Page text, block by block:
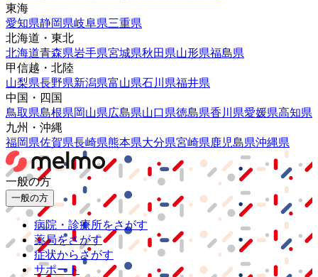
東海
愛知県静岡県岐阜県三重県
北海道・東北
北海道青森県岩手県宮城県秋田県山形県福島県
甲信越・北陸
山梨県長野県新潟県富山県石川県福井県
中国・四国
鳥取県島根県岡山県広島県山口県徳島県香川県愛媛県高知県
九州・沖縄
福岡県佐賀県長崎県熊本県大分県宮崎県鹿児島県沖縄県
一般の方
一般の方
病院・診療所をさがす
薬局をさがす
症状からさがす
サポート